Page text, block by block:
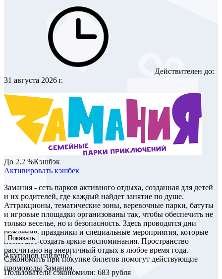
Действителен до:
31 августа 2026 г.
До 2.2 %Кэшбэк
Активировать кэшбек
Замания - сеть парков активного отдыха, созданная для детей
и их родителей, где каждый найдет занятие по душе.
Аттракционы, тематические зоны, веревочные парки, батуты
и игровые площадки организованы так, чтобы обеспечить не
только веселье, но и безопасность. Здесь проводятся дни
рождения, праздники и специальные мероприятия, которые
помогают создать яркие воспоминания. Пространство
рассчитано на энергичный отдых в любое время года.
Сэкономить при покупке билетов помогут действующие
промокоды Замания.
Показать
9купонов найдено!
Пользователи сэкономили: 683 рубля